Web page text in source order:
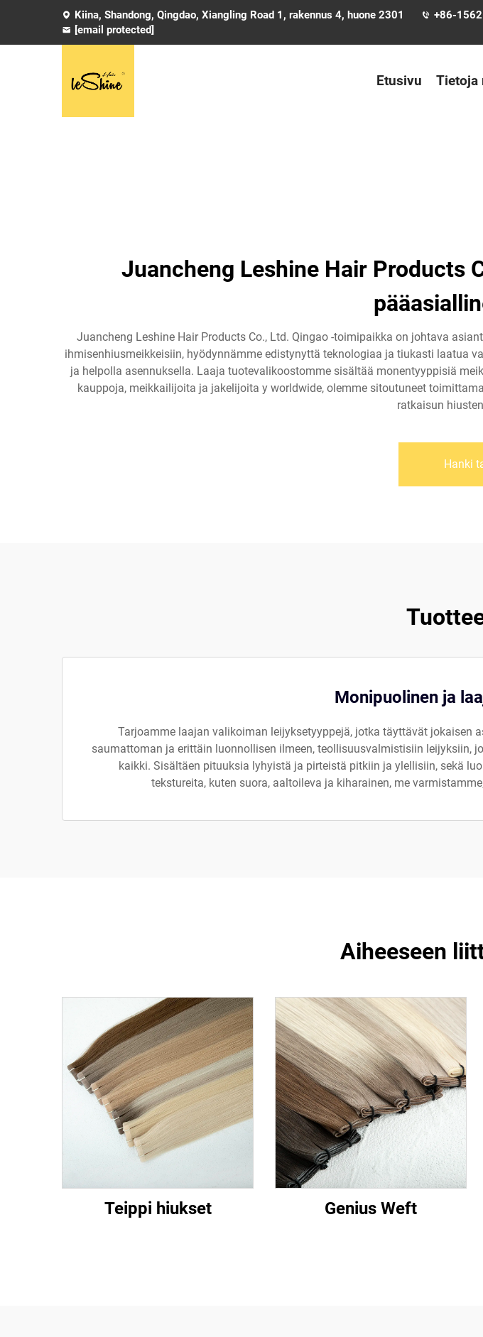
Kiina, Shandong, Qingdao, Xiangling Road 1, rakennus 4, huone 2301
+86-
[email protected]
Etusivu Tietoja
Juancheng Leshine Hair Products
Juancheng Leshine Hair Products Co., Ltd. Qingao -toimipaikka on johtava
ihmisenhiusmeikkeisiin, hyödynnämme edistynyttä teknologiaa ja tiukasti laatua
ja helpolla asennuksella. Laaja tuotevalikoostomme sisältää monentyyppisiä
kauppoja, meikkailijoita ja jakelijoita y worldwide, olemme sitoutuneet
ratkaisun
Hanki
Monipuolinen ja
Tarjoamme laajan valikoiman leijyksetyyppejä, jotka täyttävät
saumattoman ja erittäin luonnollisen ilmeen, teollisuusvalmistisiin
kaikki. Sisältäen pituuksia lyhyistä ja pirteistä pitkiin ja ylellisiin, sekä
tekstureita, kuten suora, aaltoileva ja kiharainen, me
Aiheeseen
Teippi hiukset Genius Weft